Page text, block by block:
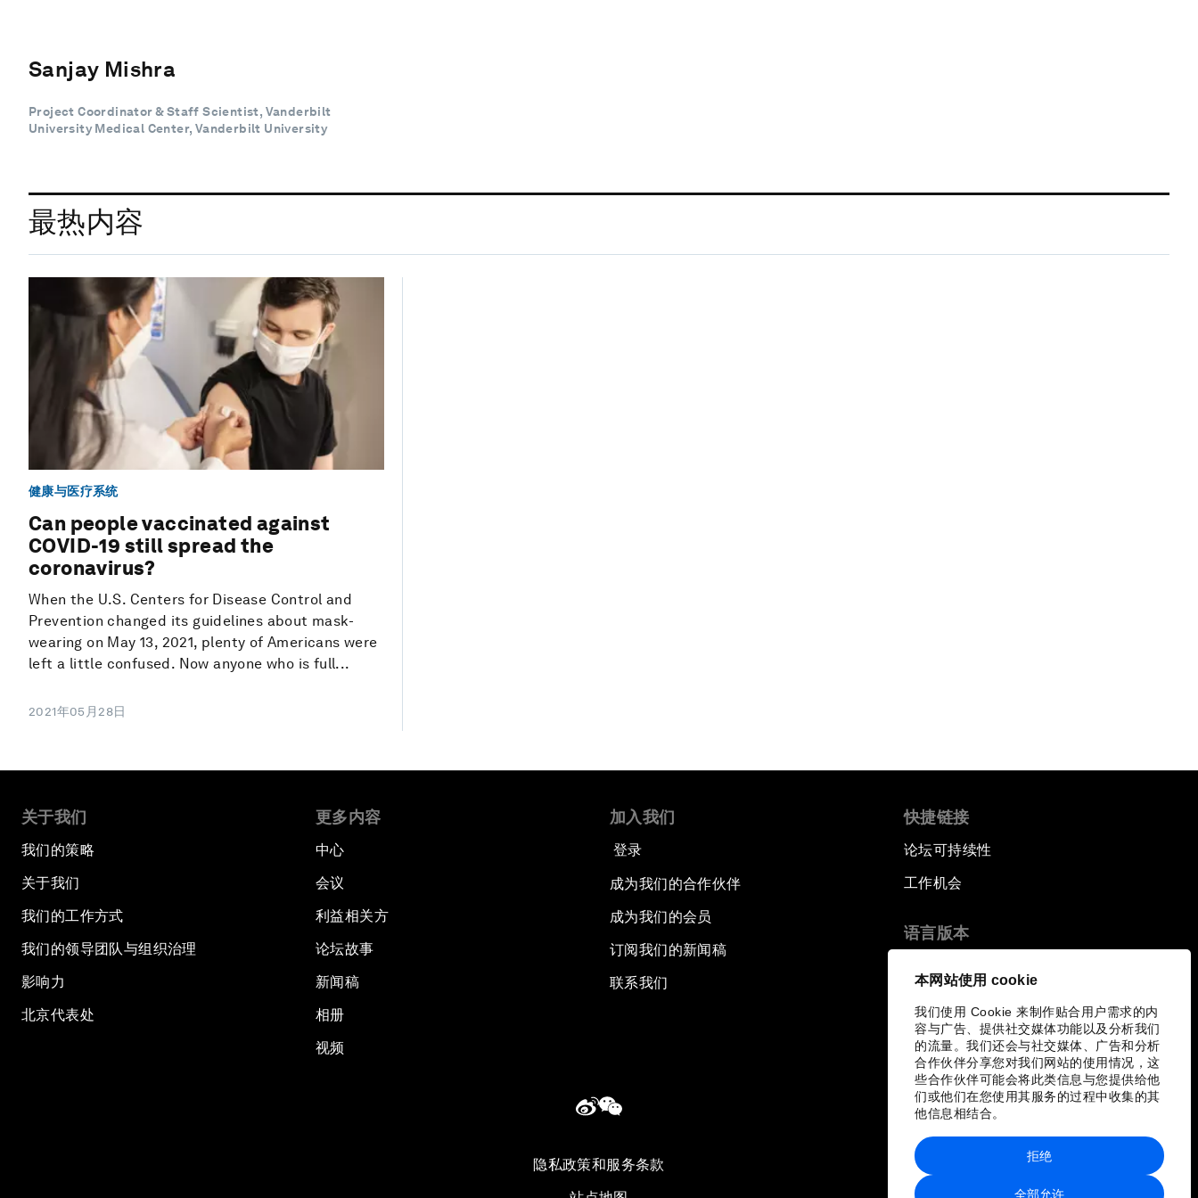
本网站使用 cookie
我们使用 Cookie 来制作贴合用户需求的内
容与广告、提供社交媒体功能以及分析我们
的流量。我们还会与社交媒体、广告和分析
合作伙伴分享您对我们网站的使用情况，这
些合作伙伴可能会将此类信息与您提供给他
们或他们在您使用其服务的过程中收集的其
他信息相结合。
全部允许
拒绝
Sanjay Mishra
Project Coordinator & Staff Scientist, Vanderbilt
University Medical Center, Vanderbilt University
最热内容
健康与医疗系统
Can people vaccinated against
COVID-19 still spread the
coronavirus?
When the U.S. Centers for Disease Control and
Prevention changed its guidelines about mask-
wearing on May 13, 2021, plenty of Americans were
left a little confused. Now anyone who is full...
2021年05月28日
关于我们
我们的策略
关于我们
我们的工作方式
我们的领导团队与组织治理
影响力
北京代表处
更多内容
中心
会议
利益相关方
论坛故事
新闻稿
相册
视频
加入我们
登录
成为我们的合作伙伴
成为我们的会员
订阅我们的新闻稿
联系我们
快捷链接
论坛可持续性
工作机会
语言版本
隐私政策和服务条款